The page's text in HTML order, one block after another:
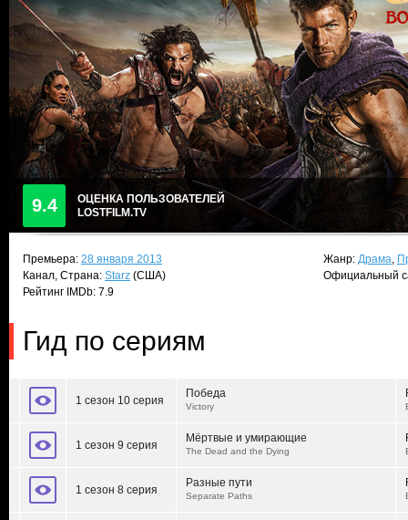
9.4
ОЦЕНКА ПОЛЬЗОВАТЕЛЕЙ
LOSTFILM.TV
Премьера: 28 января 2013
Канал, Страна: Starz (США)
Рейтинг IMDb: 7.9
Жанр: Драма,
Официальный
Гид по сериям
1 сезон 10 серия
Победа
Victory
1 сезон 9 серия
Мёртвые и умирающие
The Dead and the Dying
1 сезон 8 серия
Разные пути
Separate Paths